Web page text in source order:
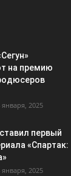
на премию
января, 2025
первый
«Спартак:
января, 2025